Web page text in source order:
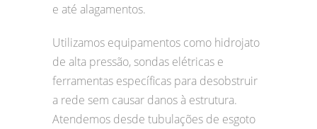
e até alagamentos.
Utilizamos equipamentos como hidrojato
de alta pressão, sondas elétricas e
ferramentas específicas para desobstruir
a rede sem causar danos à estrutura.
Atendemos desde tubulações de esgoto